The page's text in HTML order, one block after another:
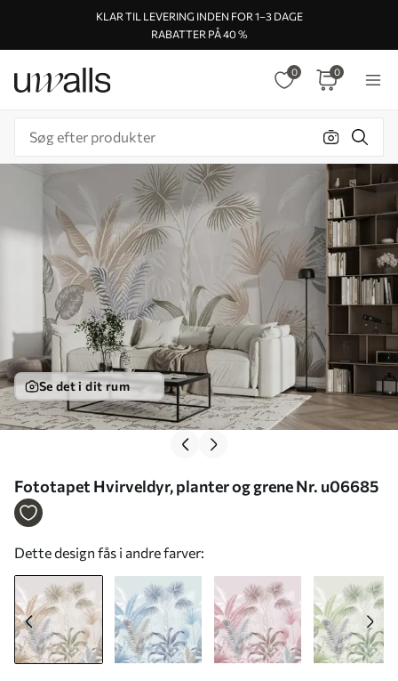
KLAR TIL LEVERING INDEN FOR 1–3 DAGE
RABATTER PÅ 40 %
0 0
Se det i dit rum
Fototapet Hvirveldyr, planter og grene Nr. u06685
Dette design fås i andre farver: